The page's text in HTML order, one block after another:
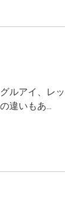
ルアイ、レッ
違いもあ...